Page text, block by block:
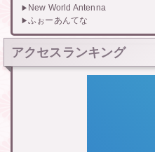
New World Antenna
ふぉーあんてな
アクセスランキング